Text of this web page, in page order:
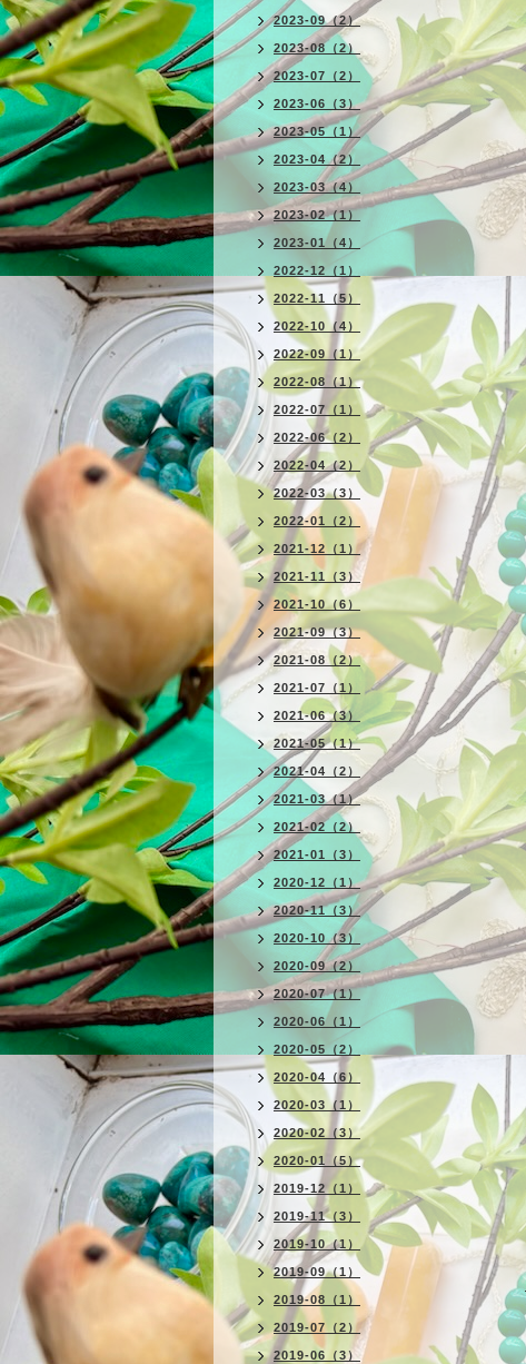
2023-09（2）
2023-08（2）
2023-07（2）
2023-06（3）
2023-05（1）
2023-04（2）
2023-03（4）
2023-02（1）
2023-01（4）
2022-12（1）
2022-11（5）
2022-10（4）
2022-09（1）
2022-08（1）
2022-07（1）
2022-06（2）
2022-04（2）
2022-03（3）
2022-01（2）
2021-12（1）
2021-11（3）
2021-10（6）
2021-09（3）
2021-08（2）
2021-07（1）
2021-06（3）
2021-05（1）
2021-04（2）
2021-03（1）
2021-02（2）
2021-01（3）
2020-12（1）
2020-11（3）
2020-10（3）
2020-09（2）
2020-07（1）
2020-06（1）
2020-05（2）
2020-04（6）
2020-03（1）
2020-02（3）
2020-01（5）
2019-12（1）
2019-11（3）
2019-10（1）
2019-09（1）
2019-08（1）
2019-07（2）
2019-06（3）